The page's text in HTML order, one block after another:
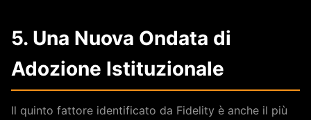
5. Una Nuova Ondata di
Adozione Istituzionale
Il quinto fattore identificato da Fidelity è anche il più